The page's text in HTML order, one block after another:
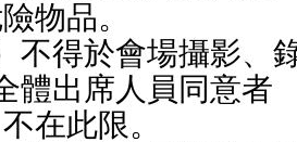
不得於會場攝影、
體出席人員同意者